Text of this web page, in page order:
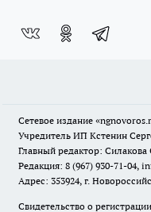
Сетевое издание
Учредитель ИП Кстенин
Главный редактор: Силакова
Редакция: 8 (967) 930-71-04,
Адрес: 353924, г.
Свидетельство о